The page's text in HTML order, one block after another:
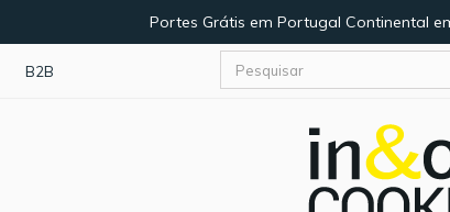
Portes Grátis em Portugal Continental
B2B